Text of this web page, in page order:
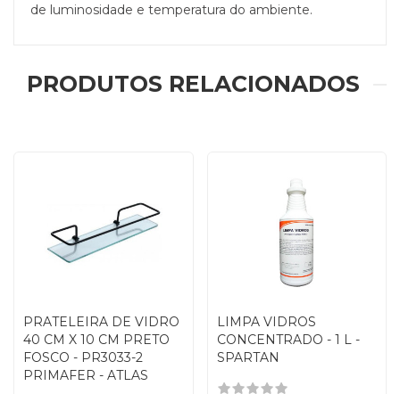
de luminosidade e temperatura do ambiente.
PRODUTOS RELACIONADOS
PRATELEIRA DE VIDRO
40 CM X 10 CM PRETO
FOSCO - PR3033-2
PRIMAFER - ATLAS
LIMPA VIDROS
CONCENTRADO - 1 L -
SPARTAN